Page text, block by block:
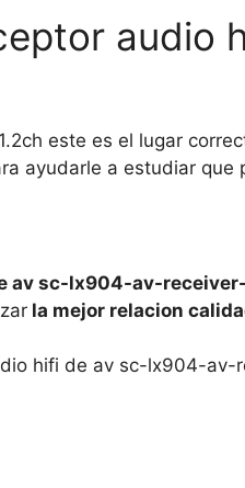
audio
este es el lugar
ayudarle a estudiar que
av sc-lx904-av-
la mejor relacion
hifi de av sc-lx904-av-